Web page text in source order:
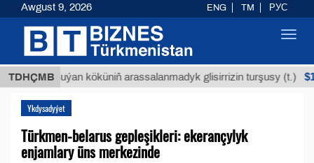
TDHÇMB
Buýan köküniň arassalanmadyk glisirrizin turşusy (t.)
Ykdysadyýet
Türkmen-belarus gepleşikleri: ekerançylyk
enjamlary üns merkezinde
Awgust 9, 2026 ENG TM РУС